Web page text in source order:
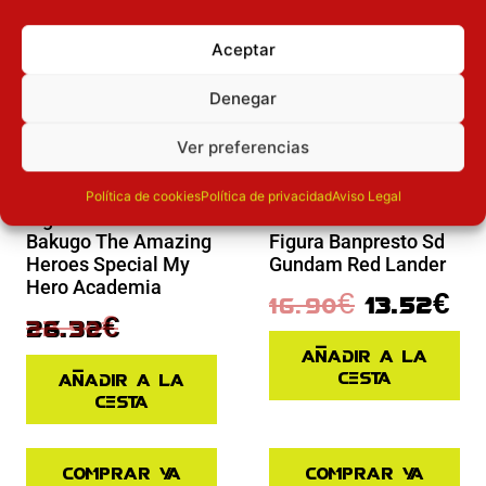
Aceptar
Denegar
Ver preferencias
Política de cookiesPolítica de privacidadAviso Legal
Novedades
Bakugo The Amazing
Heroes Special My
Hero Academia
32.90€
26.32€
Añadir a la
cesta
Comprar ya
Figura Banpresto Sd
Gundam Red Lander
16.90€ 13.52€
Añadir a la
cesta
Comprar ya